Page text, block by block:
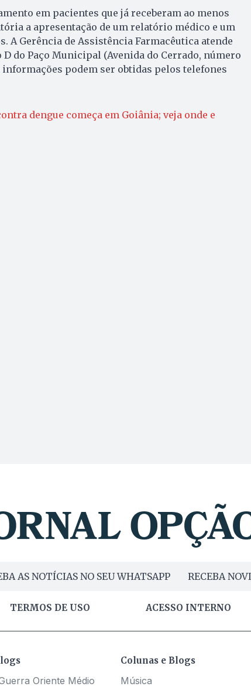
em pacientes que já receberam ao menos
a apresentação de um relatório médico e um
A Gerência de Assistência Farmacêutica atende
D do Paço Municipal (Avenida do Cerrado, número
informações podem ser obtidas pelos telefones
dengue começa em Goiânia; veja onde e
AS NOTÍCIAS NO SEU WHATSAPP RECEBA
TERMOS DE USO ACESSO INTERNO
Oriente Médio
Colunas e Blogs
Música